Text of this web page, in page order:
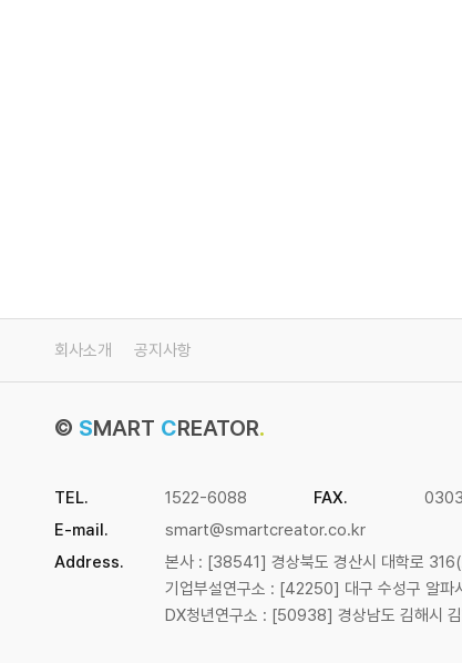
회사소개 공지사항
© SMART CREATOR.
TEL. 1522-6088 FAX.
E-mail.
smart@smartcreator.co.kr
Address.
본사 : [38541] 경상북도 경산시 대학로
기업부설연구소 : [42250] 대구 수성구 알파
DX청년연구소 : [50938] 경상남도 김해시